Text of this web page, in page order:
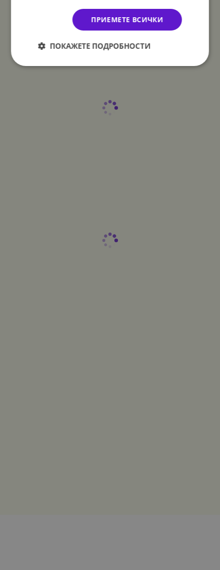
ПРИЕМЕТЕ ВСИЧКИ
ПОКАЖЕТЕ ПОДРОБНОСТИ